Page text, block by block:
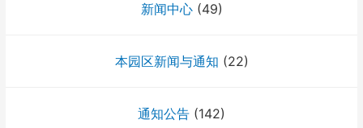
新闻中心(49)
本园区新闻与通知 (22)
通知公告 (142)